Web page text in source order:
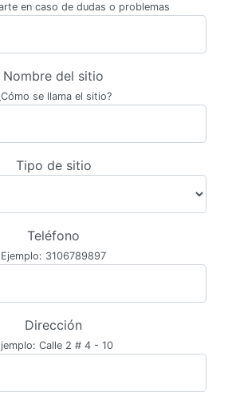
en caso de dudas o problemas
Nombre del sitio
se llama el sitio?
Tipo de sitio
Teléfono
Ejemplo: 3106789897
Dirección
Calle 2 # 4 - 10